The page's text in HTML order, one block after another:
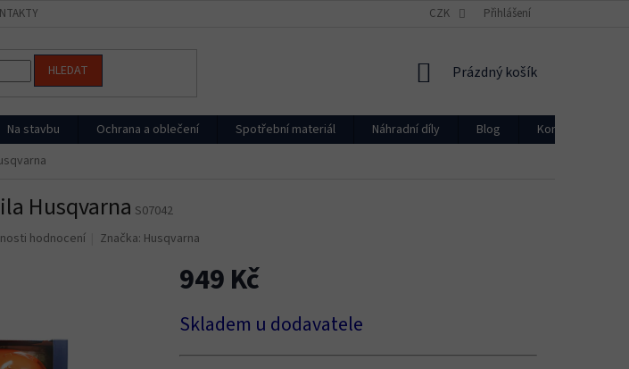
CZK Přihlášení
HLEDAT
NÁKUPNÍ
Prázdný košík
Na stavbu Ochrana a oblečení Spotřební materiál Náhradní díly Blog
Kontakty
Husqvarna S07042
hodnocení Značka: Husqvarna
949 Kč
cena:
Skladem u dodavatele